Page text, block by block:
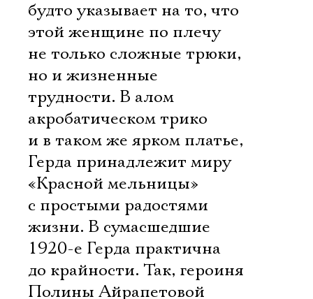
будто указывает на то, что
этой женщине по плечу
не только сложные трюки,
но и жизненные
трудности. В алом
акробатическом трико
и в таком же ярком платье,
Герда принадлежит миру
«Красной мельницы»
с простыми радостями
жизни. В сумасшедшие
1920-е Герда практична
до крайности. Так, героиня
Полины Айрапетовой